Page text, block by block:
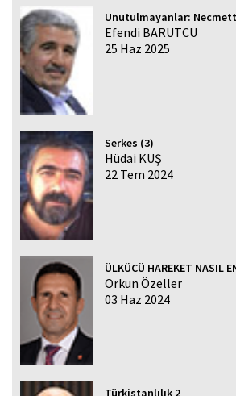
Unutulmayanlar:
Efendi BARUTCU
25 Haz 2025
Serkes (3)
Hüdai KUŞ
22 Tem 2024
ÜLKÜCÜ HAREKET NASIL
Orkun Özeller
03 Haz 2024
Türkistanlılık 2